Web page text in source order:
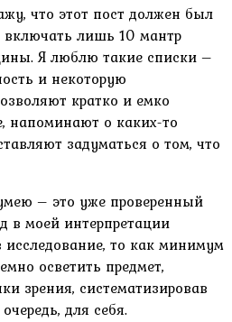
что этот пост должен был
включать лишь 10 мантр
Я люблю такие списки –
и некоторую
кратко и емко
напоминают о каких-то
задуматься о том, что
– это уже проверенный
моей интерпретации
исследование, то как минимум
осветить предмет,
зрения, систематизировав
для себя.